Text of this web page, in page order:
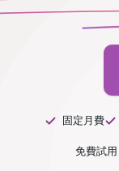
固定月費
免費試用